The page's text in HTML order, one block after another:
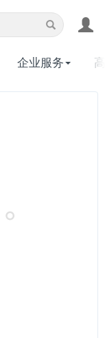
企业服务